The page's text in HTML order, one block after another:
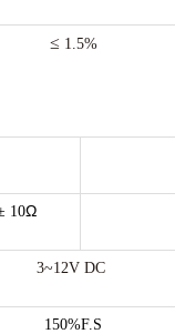
≤ 1.5%
10Ω
3~12V DC
150%F.S